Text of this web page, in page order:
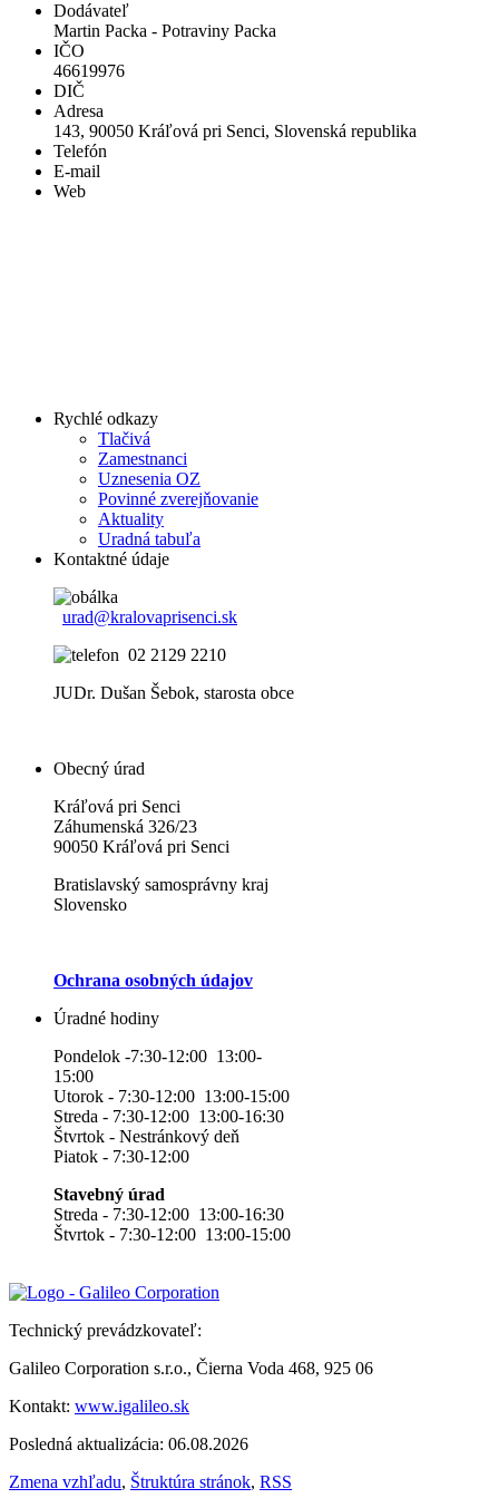
Dodávateľ
Martin Packa - Potraviny Packa
IČO
46619976
DIČ
Adresa
143, 90050 Kráľová pri Senci, Slovenská republika
Telefón
E-mail
Web
Rychlé odkazy
Tlačivá
Zamestnanci
Uznesenia OZ
Povinné zverejňovanie
Aktuality
Uradná tabuľa
Kontaktné údaje
urad@kralovaprisenci.sk
02 2129 2210
JUDr. Dušan Šebok, starosta obce
Obecný úrad
Kráľová pri Senci
Záhumenská 326/23
90050 Kráľová pri Senci
Bratislavský samosprávny kraj
Slovensko
Ochrana osobných údajov
Úradné hodiny
Pondelok -7:30-12:00 13:00-
15:00
Utorok - 7:30-12:00 13:00-15:00
Streda - 7:30-12:00 13:00-16:30
Štvrtok - Nestránkový deň
Piatok - 7:30-12:00
Stavebný úrad
Streda - 7:30-12:00 13:00-16:30
Štvrtok - 7:30-12:00 13:00-15:00
Technický prevádzkovateľ:
Galileo Corporation s.r.o., Čierna Voda 468, 925 06
Kontakt: www.igalileo.sk
Posledná aktualizácia: 06.08.2026
Zmena vzhľadu, Štruktúra stránok, RSS